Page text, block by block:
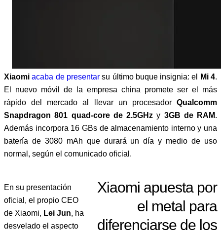
Xiaomi acaba de presentarsu último buque insignia: el Mi 4.
El nuevo móvil de la empresa china promete ser el más
rápido del mercado al llevar un procesador Qualcomm
Snapdragon 801 quad-core de 2.5GHz y 3GB de RAM.
Además incorpora 16 GBs de almacenamiento interno y una
batería de 3080 mAh que durará un día y medio de uso
normal, según el comunicado oficial.
Xiaomi apuesta por
el metal para
diferenciarse de los
En su presentación
oficial, el propio CEO
de Xiaomi, Lei Jun, ha
desvelado el aspecto